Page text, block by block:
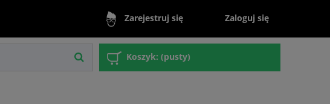
Zarejestruj się Zaloguj się
Koszyk: (pusty)